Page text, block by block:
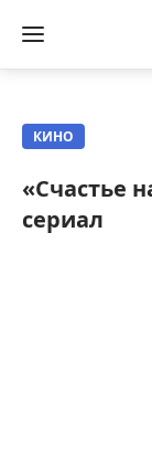
КИНО
«Счастье
сериал